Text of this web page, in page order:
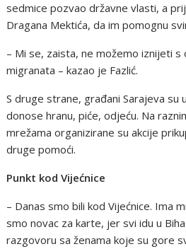
sedmice pozvao državne vlasti, a
Dragana Mektića, da im pomognu
– Mi se, zaista, ne možemo iznijeti s
migranata – kazao je Fazlić.
S druge strane, građani Sarajeva su
donose hranu, piće, odjeću. Na
mrežama organizirane su akcije
druge pomoći.
Punkt kod Vijećnice
– Danas smo bili kod Vijećnice. Ima
smo novac za karte, jer svi idu u
razgovoru sa ženama koje su gore